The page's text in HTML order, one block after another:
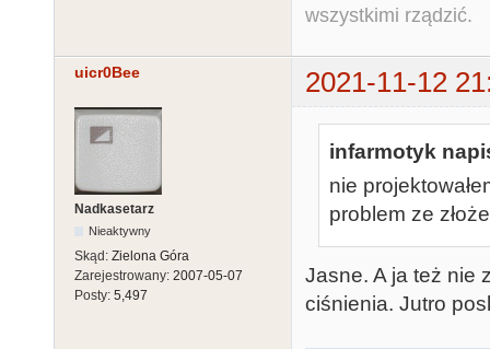
wszystkimi rządzić.
uicr0Bee 2021-11-12
Nadkasetarz
Nieaktywny
Skąd: Zielona Góra
Zarejestrowany: 2007-05-07
Posty: 5,497
infarmotyk
nie
problem ze
Jasne. A ja też nie
ciśnienia. Jutro